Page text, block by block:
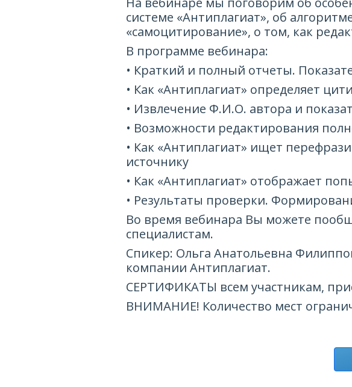
системе «Антиплагиат», об
«самоцитирование», о том, как
В программе вебинара:
• Краткий и полный отчеты.
• Как «Антиплагиат» определяет
• Извлечение Ф.И.О. автора и
• Возможности редактирования
• Как «Антиплагиат» ищет
источнику
• Как «Антиплагиат» отображает
• Результаты проверки.
Во время вебинара Вы можете
специалистам.
Спикер: Ольга Анатольевна
компании Антиплагиат.
СЕРТИФИКАТЫ всем участникам,
ВНИМАНИЕ! Количество мест